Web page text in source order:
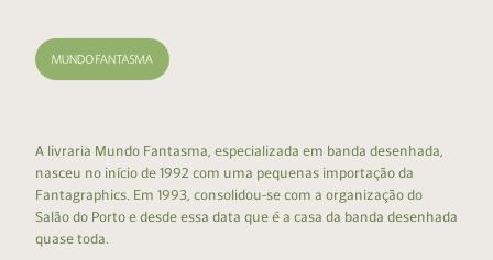
A livraria Mundo Fantasma, especializada em banda desenhada,
nasceu no início de 1992 com uma pequenas importação da
Fantagraphics. Em 1993, consolidou-se com a organização do
Salão do Porto e desde essa data que é a casa da banda desenhada
quase toda.